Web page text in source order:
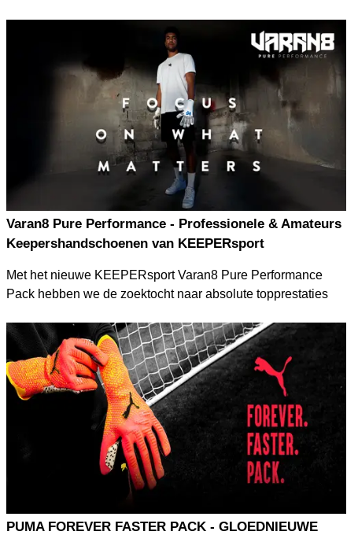
Ben je klaar om je prestaties op het veld naar een hoger
niveau te tillen? Ontdek dan het nieuwe PUMA Formula
Pack – met de nieuwste innovaties van de FUTURE, ULTRA
en King silo's.
Hoogwaardige materialen en baanbrekende technologieën
komen samen in dit pack om je een ongeëvenaarde
speelervaring te bieden.
Varan8 Pure Performance - Professionele & Amateurs
Keepershandschoenen van KEEPERsport
Met het nieuwe KEEPERsport Varan8 Pure Performance
Pack hebben we de zoektocht naar absolute topprestaties
samenwerking met onze gepassioneerde gemeenschap en
na talloze veldtesten hebben we handschoenen gecreëerd
die de essentie van het keepersspel belichamen: Pure
Performance.
PUMA FOREVER FASTER PACK - GLOEDNIEUWE